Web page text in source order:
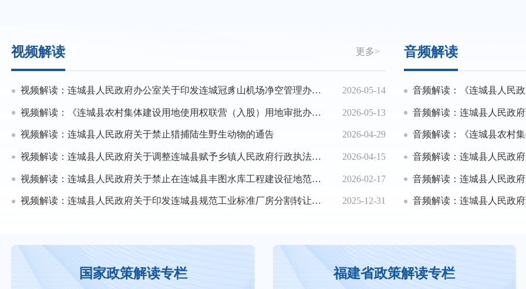
视频解读 更多>
视频解读：连城县人民政府办公室关于印发连城冠豸山机场净空管理办法的通知 2026-05-14
视频解读：《连城县农村集体建设用地使用权联营（入股）用地审批办法(试行)》 2026-05-13
视频解读：连城县人民政府关于禁止猎捕陆生野生动物的通告 2026-04-29
视频解读：连城县人民政府关于调整连城县赋予乡镇人民政府行政执法事项目录清单（2026年）的通知 2026-04-15
视频解读：连城县人民政府关于禁止在连城县丰图水库工程建设征地范围内新增建设项目和迁入人口的通告 2026-02-17
视频解读：连城县人民政府关于印发连城县规范工业标准厂房分割转让管理办法的通知 2025-12-31
音频解读
音频解读：《连城县人民政府印发连
音频解读：连城县人民政府办
音频解读：《连城县农村集体
音频解读：连城县人民政
音频解读：连城县人民政府关于调
音频解读：连城县人民政府关于禁止在
国家政策解读专栏 福建省政策解读专栏